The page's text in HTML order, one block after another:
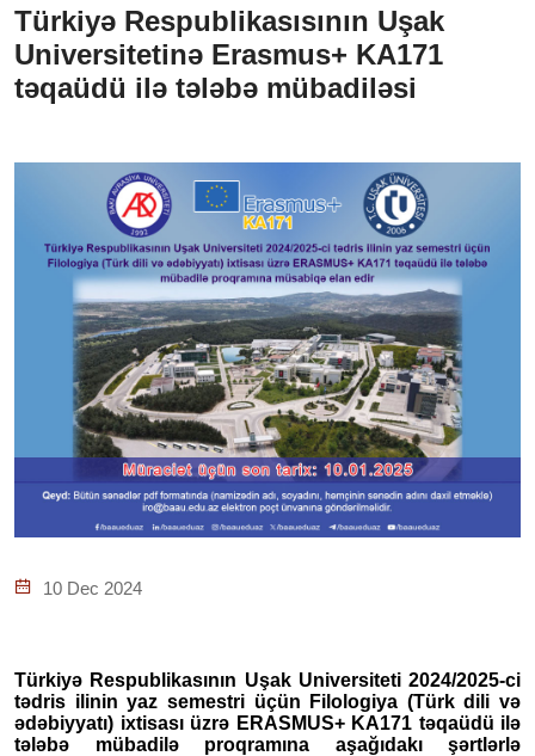
Türkiyə Respublikasısının Uşak
Universitetinə Erasmus+ KA171
təqaüdü ilə tələbə mübadiləsi
10 Dec 2024
Türkiyə Respublikasının Uşak Universiteti 2024/2025-ci
tədris ilinin yaz semestri üçün Filologiya (Türk dili və
ədəbiyyatı) ixtisası üzrə ERASMUS+ KA171 təqaüdü ilə
tələbə mübadilə proqramına aşağıdakı şərtlərlə